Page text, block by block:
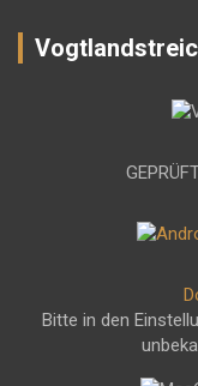
Bitte in den